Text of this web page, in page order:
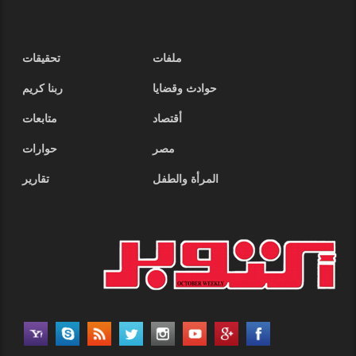
ملفات
تحقيقات
حوادث وقضايا
ربنا كريم
أقتصاد
متابعات
مصر
حوارات
المرأة والطفل
تقارير